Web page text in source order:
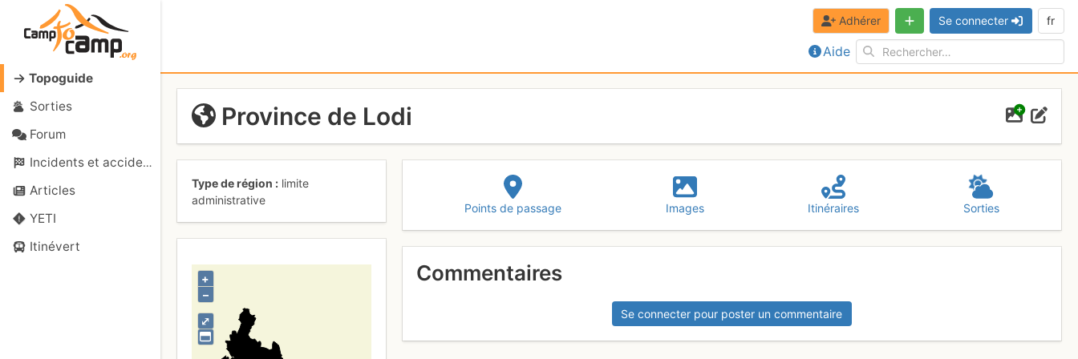
Topoguide
Sorties
Forum
Incidents et accidents
Articles
YETI
Itinévert
Aide
Adhérer Se connecter fr
Province de Lodi
Type de région
limite
administrative
⤢
+
–
Points de passage Images Itinéraires Sorties
Commentaires
Se connecter pour poster un commentaire